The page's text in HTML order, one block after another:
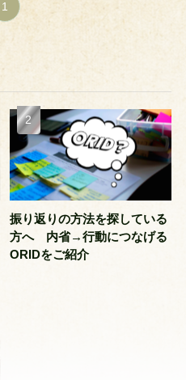
1
振り返りの方法を探している
方へ 内省→行動につなげる
ORIDをご紹介